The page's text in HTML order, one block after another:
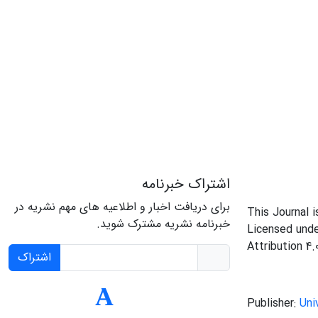
This Journal
Licensed
Attribution
Publisher:
اشتراک خبرنامه
برای دریافت اخبار و اطلاعیه های مهم نشریه در
خبرنامه نشریه مشترک شوید.
اشتراک